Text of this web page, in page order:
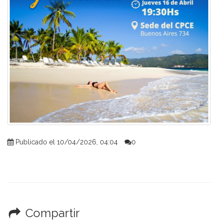
Publicado el 10/04/2026, 04:04 0
Compartir